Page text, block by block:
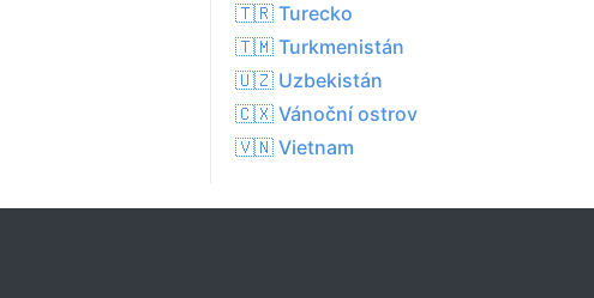
🇹🇷 Turecko
🇹🇲 Turkmenistán
🇺🇿 Uzbekistán
🇨🇽 Vánoční ostrov
🇻🇳 Vietnam